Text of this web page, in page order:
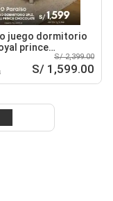
juego dormitorio
prince
S/ 2,399.00
S/ 1,599.00